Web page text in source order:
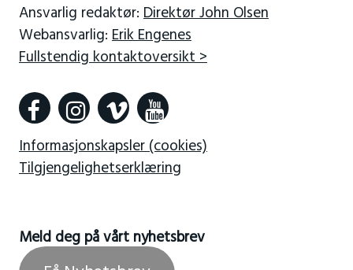
Ansvarlig redaktør: Direktør John Olsen
Webansvarlig: Erik Engenes
Fullstendig kontaktoversikt >
Informasjonskapsler (cookies)
Tilgjengelighetserklæring
Meld deg på vårt nyhetsbrev